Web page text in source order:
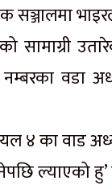
सञ्जालमा
सामाग्री
वडा
४ का वाड
ल्याएको